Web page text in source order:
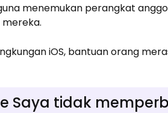
menemukan perangkat
iOS, bantuan orang
Saya tidak